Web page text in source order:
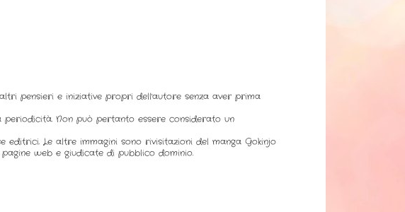
pensieri e iniziative propri dell'autore senza aver prima
Non può pertanto essere considerato un
Le altre immagini sono rivisitazioni del manga Gokinjo
web e giudicate di pubblico dominio.